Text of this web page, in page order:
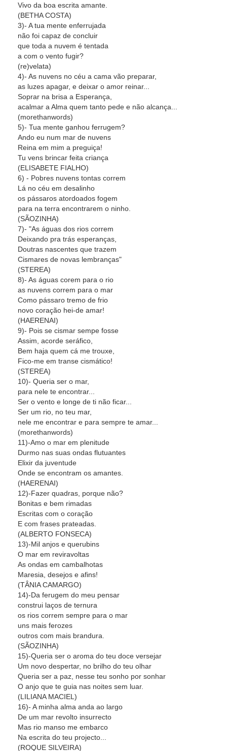
Vivo da boa escrita amante.
(BETHA COSTA)
3)- A tua mente enferrujada
não foi capaz de concluir
que toda a nuvem é tentada
a com o vento fugir?
(re)velata)
4)- As nuvens no céu a cama vão preparar,
as luzes apagar, e deixar o amor reinar...
Soprar na brisa a Esperança,
acalmar a Alma quem tanto pede e não alcança...
(morethanwords)
5)- Tua mente ganhou ferrugem?
Ando eu num mar de nuvens
Reina em mim a preguiça!
Tu vens brincar feita criança
(ELISABETE FIALHO)
6) - Pobres nuvens tontas correm
Lá no céu em desalinho
os pássaros atordoados fogem
para na terra encontrarem o ninho.
(SÃOZINHA)
7)- "As águas dos rios correm
Deixando pra trás esperanças,
Doutras nascentes que trazem
Cismares de novas lembranças"
(STEREA)
8)- As águas corem para o rio
as nuvens correm para o mar
Como pássaro tremo de frio
novo coração hei-de amar!
(HAERENAI)
9)- Pois se cismar sempe fosse
Assim, acorde seráfico,
Bem haja quem cá me trouxe,
Fico-me em transe cismático!
(STEREA)
10)- Queria ser o mar,
para nele te encontrar...
Ser o vento e longe de ti não ficar...
Ser um rio, no teu mar,
nele me encontrar e para sempre te amar...
(morethanwords)
11)-Amo o mar em plenitude
Durmo nas suas ondas flutuantes
Elixir da juventude
Onde se encontram os amantes.
(HAERENAI)
12)-Fazer quadras, porque não?
Bonitas e bem rimadas
Escritas com o coração
E com frases prateadas.
(ALBERTO FONSECA)
13)-Mil anjos e querubins
O mar em reviravoltas
As ondas em cambalhotas
Maresia, desejos e afins!
(TÂNIA CAMARGO)
14)-Da ferugem do meu pensar
construi laços de ternura
os rios correm sempre para o mar
uns mais ferozes
outros com mais brandura.
(SÃOZINHA)
15)-Queria ser o aroma do teu doce versejar
Um novo despertar, no brilho do teu olhar
Queria ser a paz, nesse teu sonho por sonhar
O anjo que te guia nas noites sem luar.
(LILIANA MACIEL)
16)- A minha alma anda ao largo
De um mar revolto insurrecto
Mas rio manso me embarco
Na escrita do teu projecto...
(ROQUE SILVEIRA)